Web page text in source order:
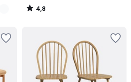
4,8
/